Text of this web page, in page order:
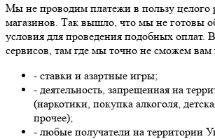
Мы не проводим платежи в пользу целого
магазинов. Так вышло, что мы не готовы
условия для проведения подобных оплат.
сервисов, там где мы точно не сможем вам
- ставки и азартные игры;
- деятельность, запрещенная на
(наркотики, покупка алкоголя,
прочее);
- любые получатели на территории